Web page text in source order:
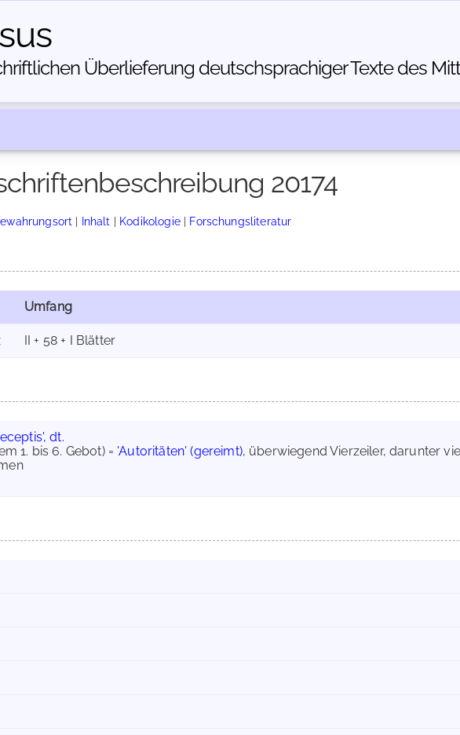
Über­lieferung deutschsprachiger Texte des
20174
| Inhalt | Kodikologie| Forschungsliteratur
Umfang
II + 58 + I Blätter
dt.
1. bis 6. Gebot) = 'Autoritäten' (gereimt), überwiegend Vierzeiler, darunter